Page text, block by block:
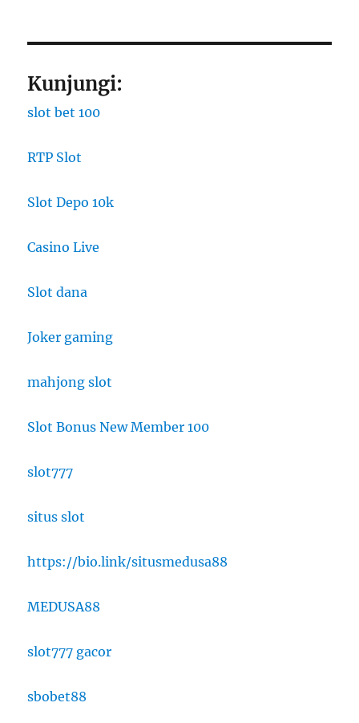
Kunjungi:
slot bet 100
RTP Slot
Slot Depo 10k
Casino Live
Slot dana
Joker gaming
mahjong slot
Slot Bonus New Member 100
slot777
situs slot
https://bio.link/situsmedusa88
MEDUSA88
slot777 gacor
sbobet88